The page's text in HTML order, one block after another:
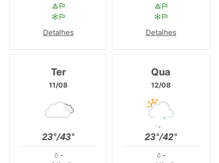
Detalhes Detalhes
Ter
11/08
23°/43°
-
Qua
12/08
23°/42°
-